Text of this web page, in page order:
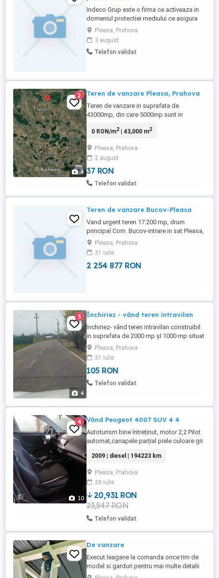
Indeco Grup este o firma ce activeaza in
domeniul protectiei mediului ce asigura
servicii integrate pentru managementul
deseurilor industriale. La punctul de lucru
din Pleasa (judetul Prahova), angajam
Stivuitorist Daca tu crezi ca esti pesoana
Pleasa, Prahova
3 august
Telefon validat
4
2 Teren de vanzare Pleasa, Prahova
Teren de vanzare in suprafata de
43000mp, din care 5000mp sunt in
peste 25ha, vecinii dorind sa vinda si
16,5 ha, plus terenuri anexe, toate
comasate.
0 RON/m2| 43,000 m2
Pleasa, Prahova
2 august
37 RON
Telefon validat
Teren de vanzare Bucov-Pleasa
Vand urgent teren 17.200 mp, drum
principal Com. Bucov-intrare in sat Pleasa,
25 eur mp in apropiere de case, atat în
linie cât și vis-a-vis, aprox 300 m, lângă un
mini cartier de case nou construit, iar în
viitor în dezvoltare. . Preț 430.000 eur.
Pleasa, Prahova
31 iulie
2 254 877 RON
4
5 Închiriez - vând teren intravilan
Inchiriez- vând teren intravilan construibil
in suprafata de 2000 mp șI 1000 mp situat
în sat Pleașa. Nr. Cadastral 28227. Terenul
are două deschideri, una de 25 ml (2000
mp) la drumul principal de asfalt care
merge spre Colonia Pleasa ( fosta fabrica
de produse refractare ) si cealalta de 15
Pleasa, Prahova
31 iulie
105 RON
Telefon validat
10
4 Vând Peugeot 4007 SUV 4 4
Autoturism bine întreținut, motor 2,2 Pilot
automat,canapele parțial piele culoare gri
anvelope vară iarnă, baterie nouă în
garanție, an fabricație 2009.PROPRIETAR
MERITĂ VĂZUTĂ. ROG SERIOZITATE.
2009 | diesel | 194223 km
Pleasa, Prahova
28 iulie
20,931 RON
23,547 RON
Telefon validat
De vanzare
Execut leagane la comanda orice tim de
model si garduri pentru mai multe detalii
contactatima